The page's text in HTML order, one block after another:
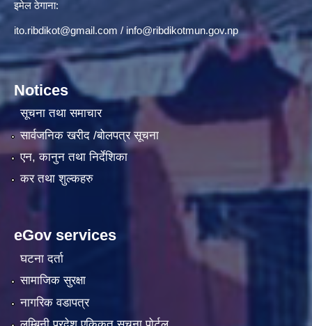
इमेल ठेगाना:
ito.ribdikot@gmail.com / info@ribdikotmun.gov.np
Notices
सूचना तथा समाचार
सार्वजनिक खरीद /बोलपत्र सूचना
एन, कानुन तथा निर्देशिका
कर तथा शुल्कहरु
eGov services
घटना दर्ता
सामाजिक सुरक्षा
नागरिक वडापत्र